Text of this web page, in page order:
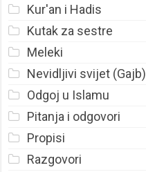
Kur'an i Hadis
Kutak za sestre
Meleki
Nevidljivi svijet (Gajb)
Odgoj u Islamu
Pitanja i odgovori
Propisi
Razgovori